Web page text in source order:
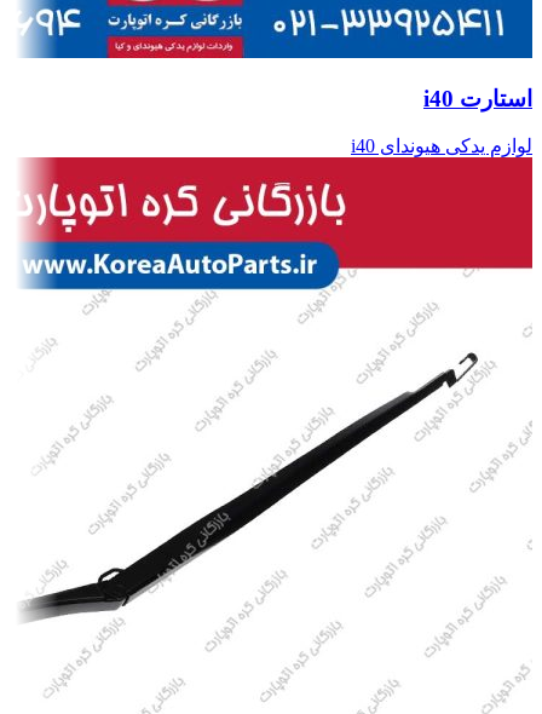
استارت i40
لوازم یدکی هیوندای i40